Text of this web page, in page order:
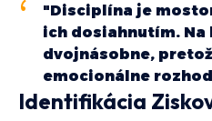
"Disciplína je
ich dosiahnutím.
dvojnásobne,
emocionálne
Identifikácia